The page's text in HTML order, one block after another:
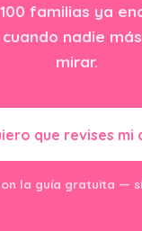
familias ya
nadie
mirar.
que revises mi
la guía gratuita —